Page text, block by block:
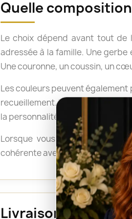
Quelle
Le choix dépend avant tout de
adressée à la famille. Une
Une couronne, un coussin, un
Les couleurs peuvent
recueillement. Les tons pastel
la personnalité du défunt ou
Lorsque vous ne savez pas
cohérente avec le lieu, le
Livraison au